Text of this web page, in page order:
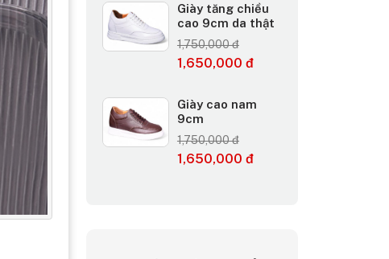
Giày tăng chiều
cao 9cm da thật
1,750,000 đ
1,650,000 đ
Giày cao nam
9cm
1,750,000 đ
1,650,000 đ